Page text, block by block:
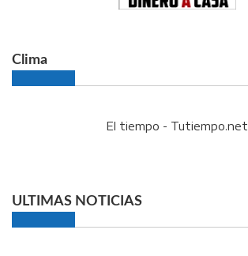
Clima
El tiempo - Tutiempo.net
ULTIMAS NOTICIAS